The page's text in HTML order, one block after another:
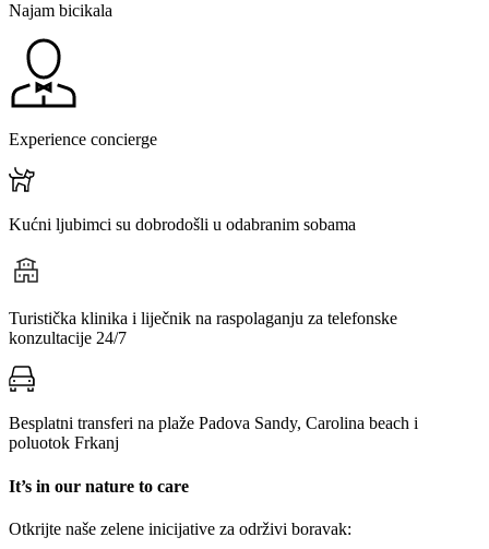
Najam bicikala
Experience concierge
Kućni ljubimci su dobrodošli u odabranim sobama
Turistička klinika i liječnik na raspolaganju za telefonske
konzultacije 24/7
Besplatni transferi na plaže Padova Sandy, Carolina beach i
poluotok Frkanj
It’s in our nature to care
Otkrijte naše zelene inicijative za održivi boravak: